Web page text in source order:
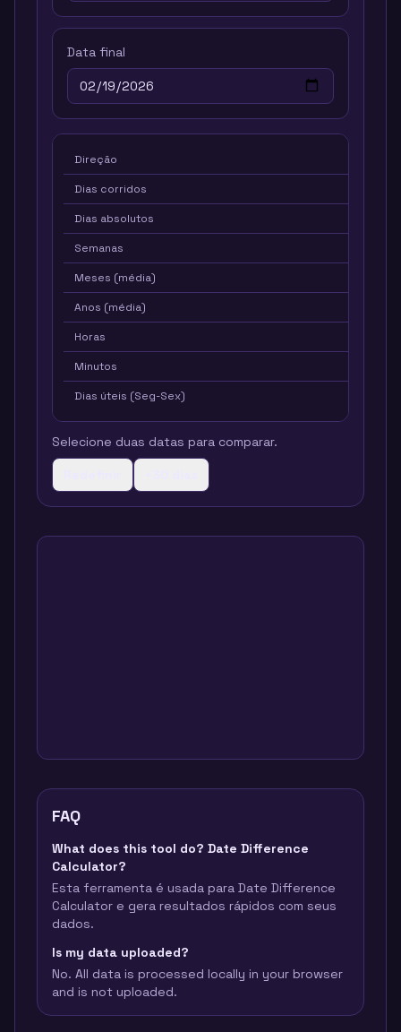
Data final
Direção
Dias corridos
Dias absolutos
Semanas
Meses (média)
Anos (média)
Horas
Minutos
Dias úteis (Seg-Sex)
Selecione duas datas para comparar.
FAQ
What does this tool do? Date Difference
Calculator?
Esta ferramenta é usada para Date Difference
Calculator e gera resultados rápidos com seus
dados.
Is my data uploaded?
No. All data is processed locally in your browser
and is not uploaded.